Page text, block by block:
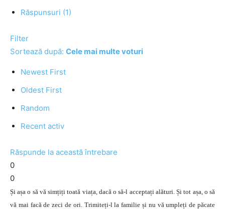
Răspunsuri (1)
Filter
Sortează după: Cele mai multe voturi
Newest First
Oldest First
Random
Recent activ
Răspunde la această întrebare
0
0
Și așa o să vă simțiți toată viața, dacă o să-l acceptați alături. Și tot așa, o să
vă mai facă de zeci de ori. Trimiteți-l la familie și nu vă umpleți de păcate